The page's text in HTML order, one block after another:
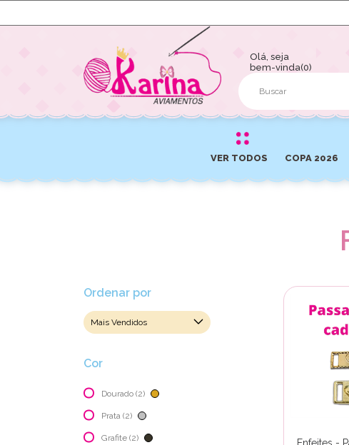
Olá, seja
bem-vinda(0)
VER TODOS COPA 2026
Ordenar por
Cor
Dourado (2)
Prata (2)
Grafite (2)